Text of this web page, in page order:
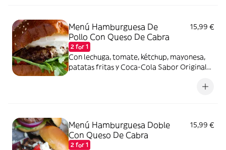
Menú Hamburguesa De
Pollo Con Queso De Cabra
2 for 1
15,99 €
Con lechuga, tomate, kétchup, mayonesa,
patatas fritas y Coca-Cola Sabor Original
Menú Hamburguesa Doble
Con Queso De Cabra
2 for 1
15,99 €